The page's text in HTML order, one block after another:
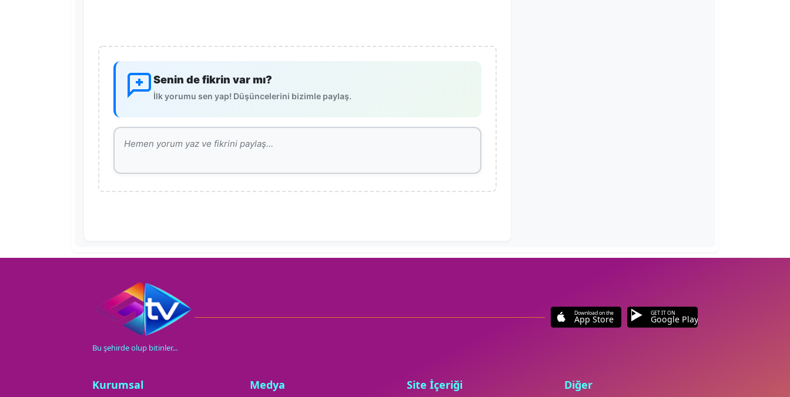
Senin de fikrin var mı?
İlk yorumu sen yap! Düşüncelerini bizimle paylaş.
Bu şehirde olup bitinler...
Download on the
App Store
GET IT ON
Google Play
Kurumsal Medya Site İçeriği Diğer